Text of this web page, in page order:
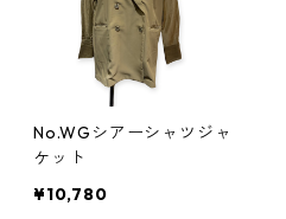
No.WGシアーシャツジャ
ケット
¥10,780